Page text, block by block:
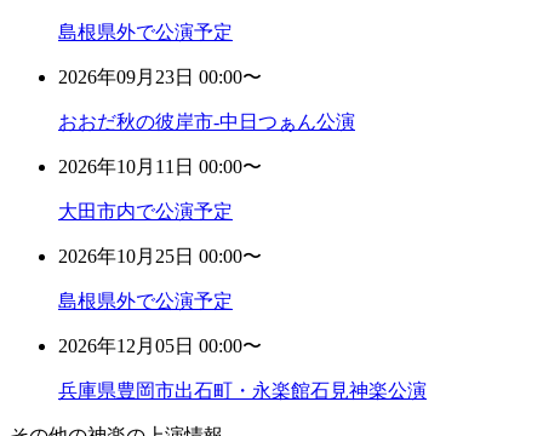
島根県外で公演予定
2026年09月23日 00:00〜
おおだ秋の彼岸市-中日つぁん公演
2026年10月11日 00:00〜
大田市内で公演予定
2026年10月25日 00:00〜
島根県外で公演予定
2026年12月05日 00:00〜
兵庫県豊岡市出石町・永楽館石見神楽公演